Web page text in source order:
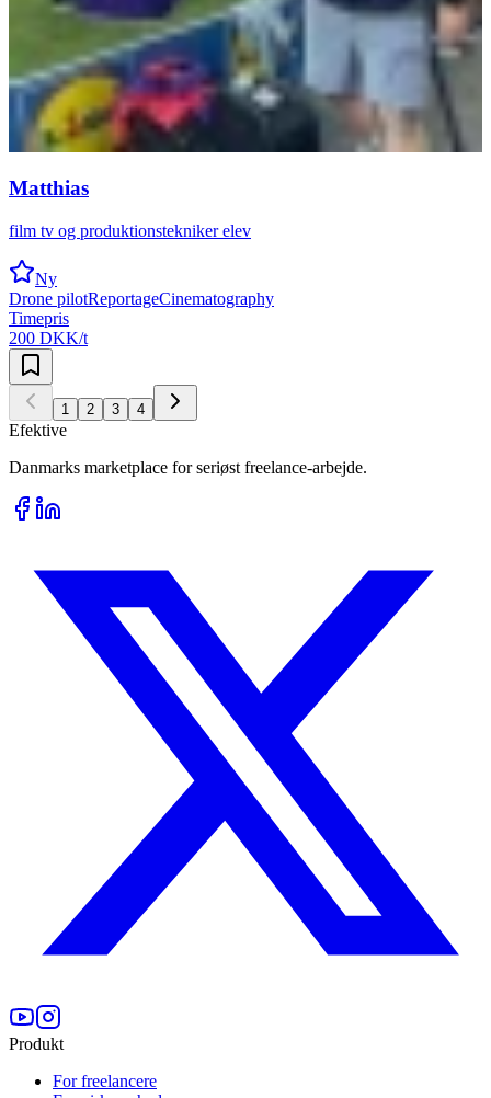
Matthias
film tv og produktionstekniker elev
Ny
Drone pilotReportageCinematography
Timepris
200 DKK/t
1 2 3 4
Efektive
Danmarks marketplace for seriøst freelance-arbejde.
Produkt
For freelancere